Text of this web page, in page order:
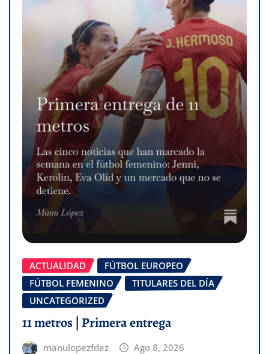
ACTUALIDAD
FÚTBOL EUROPEO
FÚTBOL FEMENINO
TITULARES DEL DÍA
UNCATEGORIZED
11 metros | Primera entrega
manulopezfdez Ago 8, 2026